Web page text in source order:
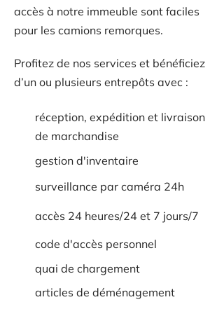
accès à notre immeuble sont faciles
pour les camions remorques.
Profitez de nos services et bénéficiez
d’un ou plusieurs entrepôts avec :
réception, expédition et livraison
de marchandise
gestion d'inventaire
surveillance par caméra 24h
accès 24 heures/24 et 7 jours/7
code d'accès personnel
quai de chargement
articles de déménagement